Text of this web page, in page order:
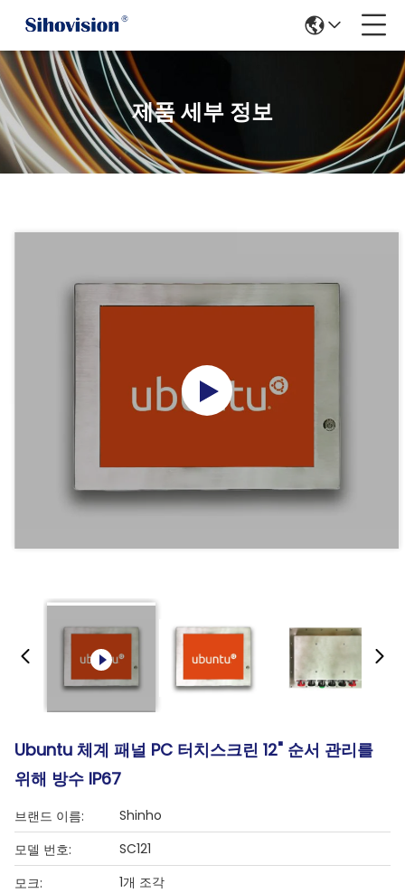
제품 세부 정보
Ubuntu 체계 패널 PC 터치스크린 12" 순서 관리를
위해 방수 IP67
브랜드 이름:
Shinho
모델 번호:
SC121
모크:
1개 조각